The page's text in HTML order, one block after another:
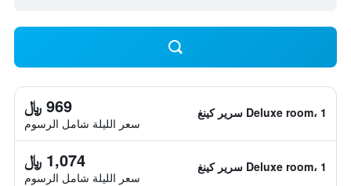
Deluxe room، 1 سرير كينغ 969 ﷼
سعر الليلة شامل الرسوم
Deluxe room، 1 سرير كينغ 1,074 ﷼
سعر الليلة شامل الرسوم